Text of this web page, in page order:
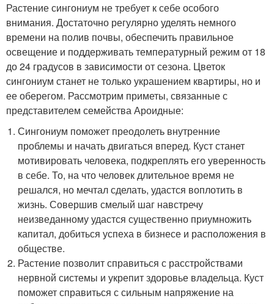
Растение сингониум не требует к себе особого
внимания. Достаточно регулярно уделять немного
времени на полив почвы, обеспечить правильное
освещение и поддерживать температурный режим от 18
до 24 градусов в зависимости от сезона. Цветок
сингониум станет не только украшением квартиры, но и
ее оберегом. Рассмотрим приметы, связанные с
представителем семейства Ароидные:
Сингониум поможет преодолеть внутренние
проблемы и начать двигаться вперед. Куст станет
мотивировать человека, подкреплять его уверенность
в себе. То, на что человек длительное время не
решался, но мечтал сделать, удастся воплотить в
жизнь. Совершив смелый шаг навстречу
неизведанному удастся существенно приумножить
капитал, добиться успеха в бизнесе и расположения в
обществе.
Растение позволит справиться с расстройствами
нервной системы и укрепит здоровье владельца. Куст
поможет справиться с сильным напряжение на